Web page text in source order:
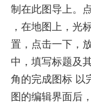
制在此图导上。
，在地图上，光
置，点击一下，
中，填写标题及
角的完成图标 以
图的编辑界面后